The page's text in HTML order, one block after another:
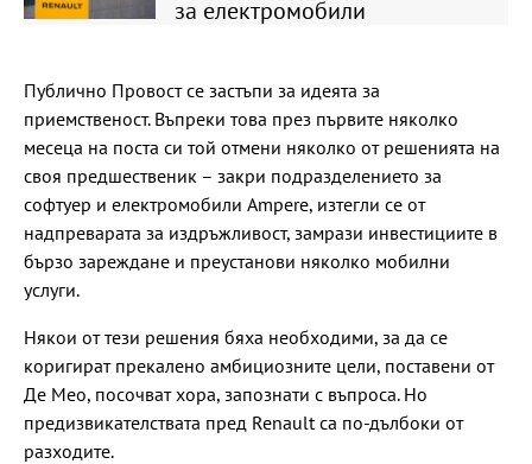
за електромобили
Публично Провост се застъпи за идеята за
приемственост. Въпреки това през първите няколко
месеца на поста си той отмени няколко от решенията на
своя предшественик – закри подразделението за
софтуер и електромобили Ampere, изтегли се от
надпреварата за издръжливост, замрази инвестициите в
бързо зареждане и преустанови няколко мобилни
услуги.
Някои от тези решения бяха необходими, за да се
коригират прекалено амбициозните цели, поставени от
Де Мео, посочват хора, запознати с въпроса. Но
предизвикателствата пред Renault са по-дълбоки от
разходите.